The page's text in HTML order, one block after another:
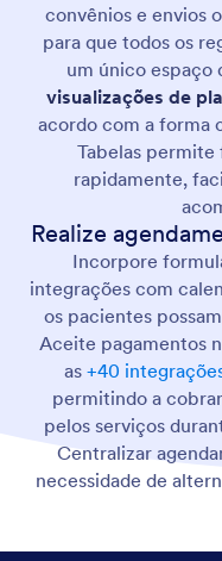
convênios e envios
para que todos os
um único espaço
visualizações de
acordo com a forma
Tabelas
rapidamente,
Realize
Incorpore
integrações com
os pacientes
Aceite pagamentos
as +40
permitindo a
pelos serviços
Centralizar
necessidade de